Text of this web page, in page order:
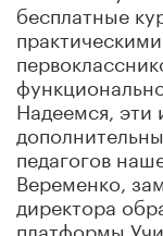
бесплатные
Надеемся, эти
педагогов
Веременко,
директора
платформы